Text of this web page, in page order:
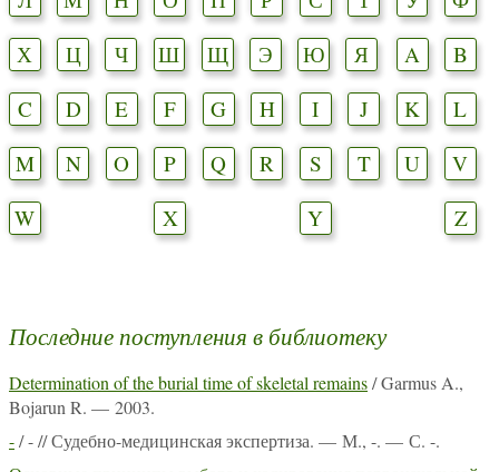
Х
Ц Ч Ш Щ Э Ю Я A
B
C
D E F G H I J K
L
M
N O P Q R S T U
V
W
X Y Z
Последние поступления в библиотеку
Determination of the burial time of skeletal remains/ Garmus A.,
Bojarun R. — 2003.
-/ - // Судебно-медицинская экспертиза. — М., -. — С. -.